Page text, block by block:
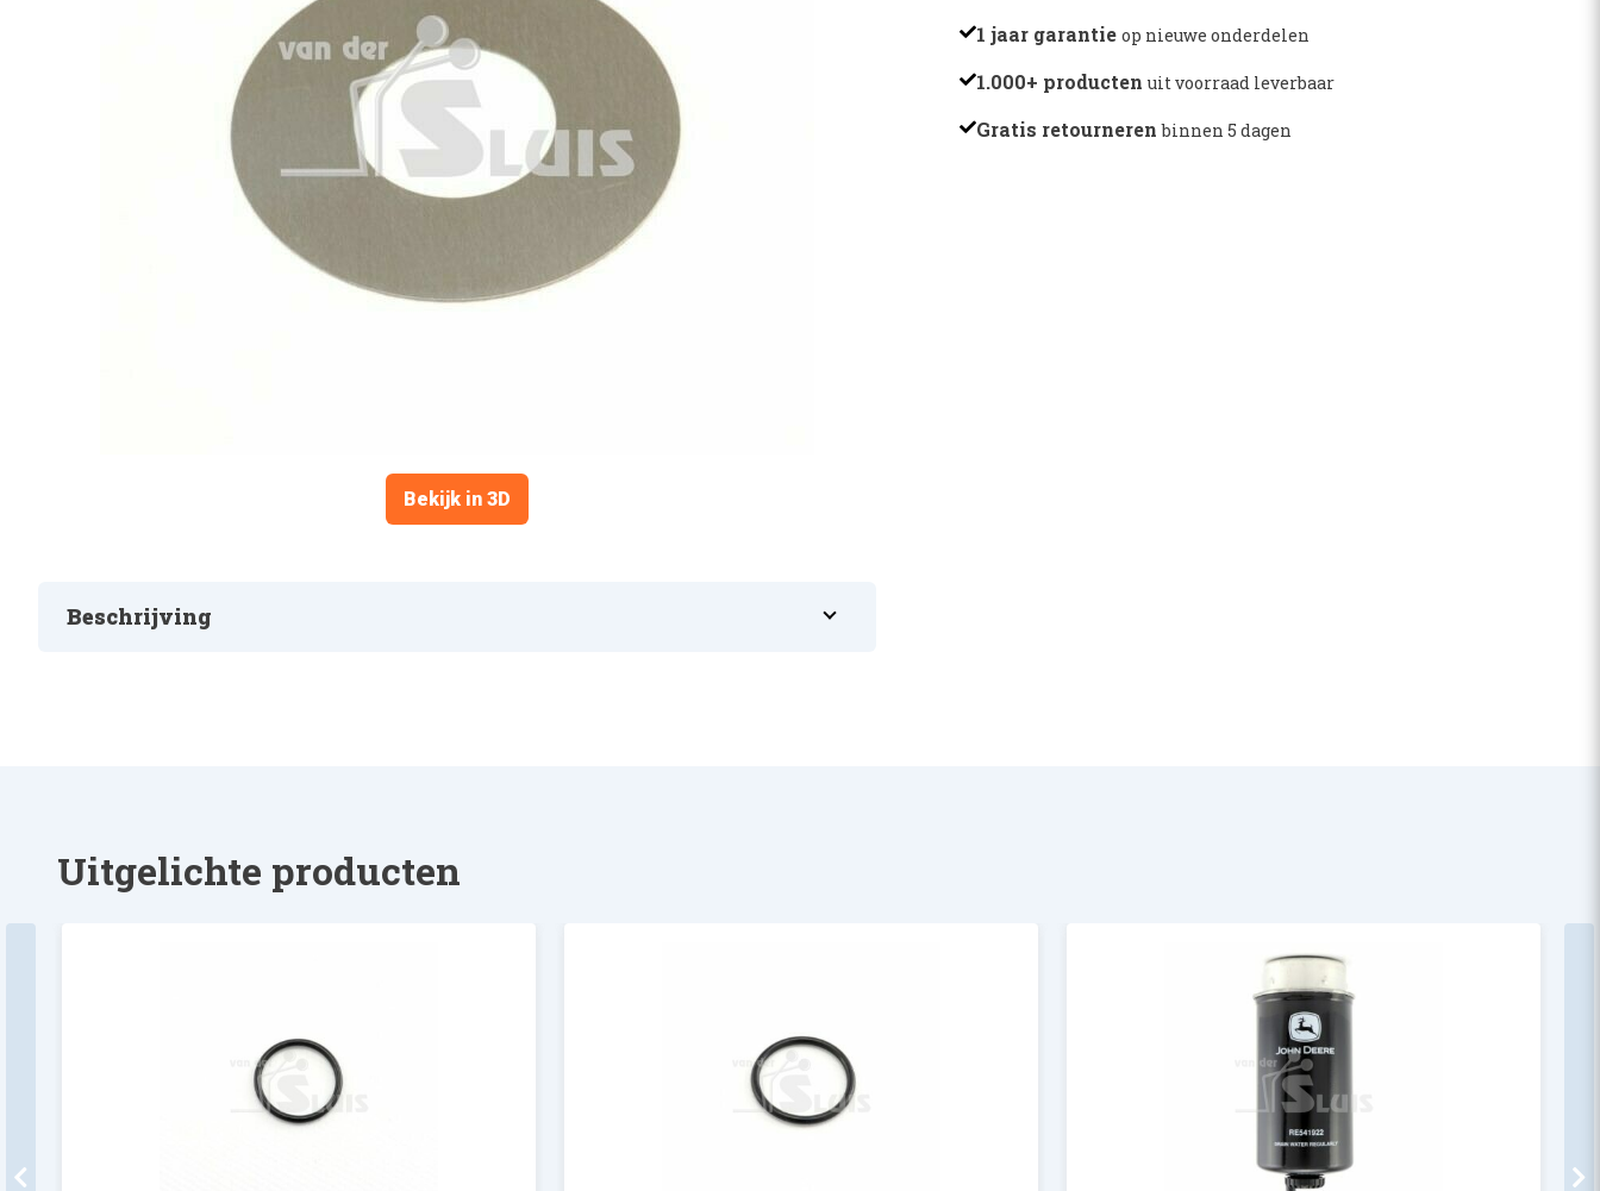
Bekijk in 3D
R79989
1 jaar garantie op nieuwe onderdelen
1.000+ producten uit voorraad leverbaar
Gratis retournerenbinnen 5 dagen
Beschrijving
Uitgelichte producten